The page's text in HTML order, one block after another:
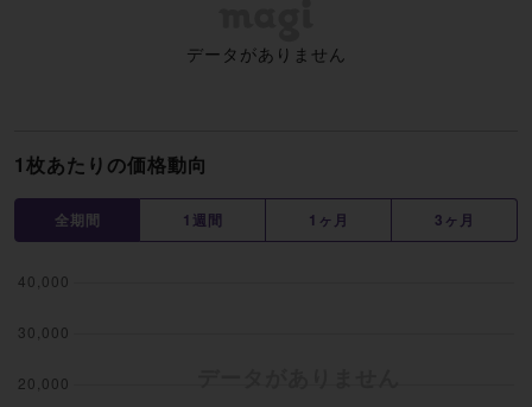
1枚あたりの価格動向
全期間 1週間 1ヶ月 3ヶ月
データがありません